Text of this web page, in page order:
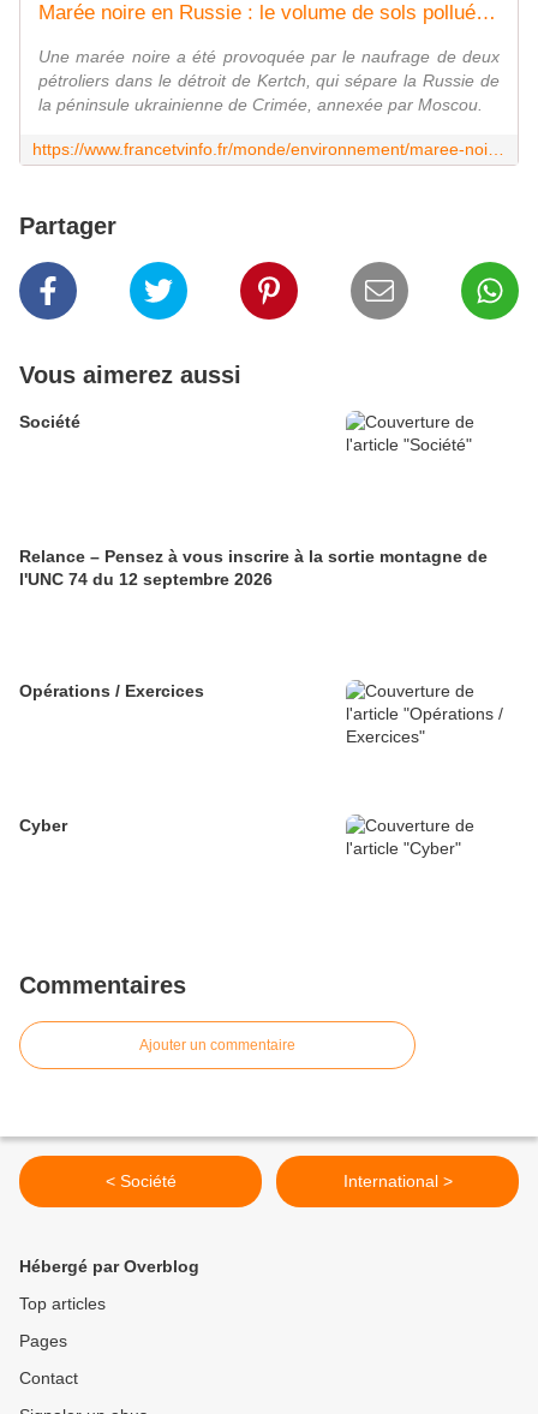
Marée noire en Russie : le volume de sols pollués pourrait atteindre 200 000 tonnes
Une marée noire a été provoquée par le naufrage de deux
pétroliers dans le détroit de Kertch, qui sépare la Russie de
la péninsule ukrainienne de Crimée, annexée par Moscou.
Partager
Vous aimerez aussi
Société
Relance – Pensez à vous inscrire à la sortie montagne de
l'UNC 74 du 12 septembre 2026
Opérations / Exercices
Cyber
Commentaires
Ajouter un commentaire
< Société International >
Hébergé par Overblog
Top articles
Pages
Contact